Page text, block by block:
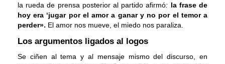
la rueda de prensa posterior al partido afirmó: la frase de
hoy era ‘jugar por el amor a ganar y no por el temor a
perder». El amor nos mueve, el miedo nos paraliza.
Los argumentos ligados al logos
Se ciñen al tema y al mensaje mismo del discurso, en